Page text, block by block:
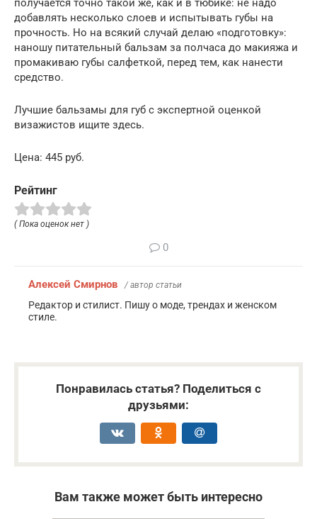
получается точно такой же, как и в тюбике: не надо
добавлять несколько слоев и испытывать губы на
прочность. Но на всякий случай делаю «подготовку»:
наношу питательный бальзам за полчаса до макияжа и
промакиваю губы салфеткой, перед тем, как нанести
средство.
Лучшие бальзамы для губ с экспертной оценкой
визажистов ищите здесь.
Цена: 445 руб.
Рейтинг
( Пока оценок нет )
0
Алексей Смирнов / автор статьи
Редактор и стилист. Пишу о моде, трендах и женском
стиле.
Понравилась статья? Поделиться с
друзьями:
Вам также может быть интересно